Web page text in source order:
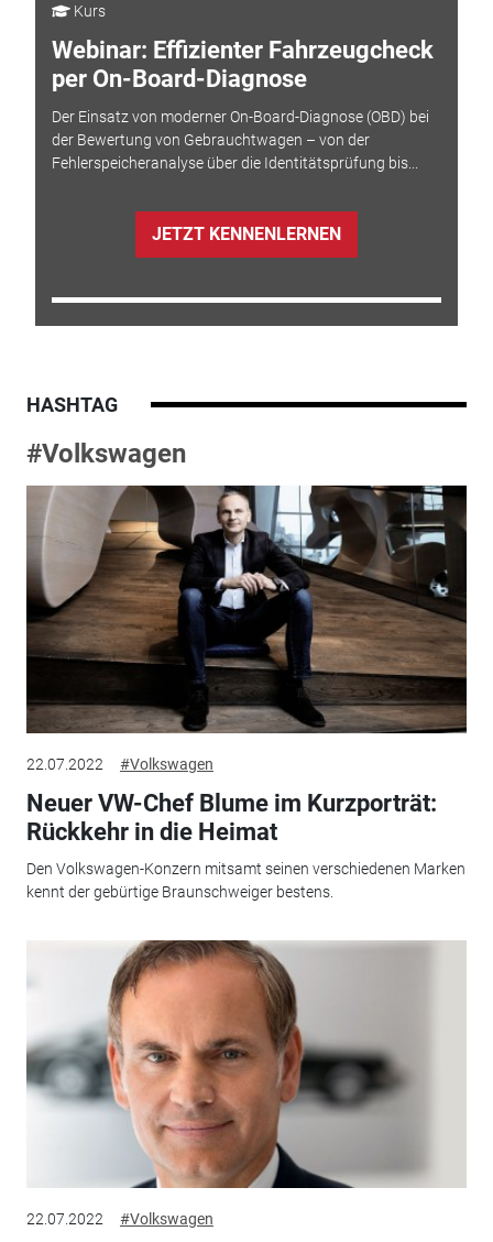
Kurs
Webinar: Effizienter Fahrzeugcheck
per On-Board-Diagnose
Der Einsatz von moderner On-Board-Diagnose (OBD) bei
der Bewertung von Gebrauchtwagen – von der
Fehlerspeicheranalyse über die Identitätsprüfung bis...
JETZT KENNENLERNEN
HASHTAG
#Volkswagen
22.07.2022 #Volkswagen
Neuer VW-Chef Blume im Kurzporträt:
Rückkehr in die Heimat
Den Volkswagen-Konzern mitsamt seinen verschiedenen Marken
kennt der gebürtige Braunschweiger bestens.
22.07.2022 #Volkswagen